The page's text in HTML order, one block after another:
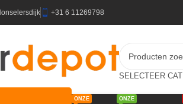
+31 6 11269798
ONZE ONZE